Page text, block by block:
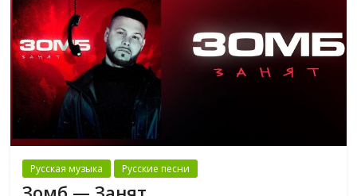
Русская музыка Русские песни